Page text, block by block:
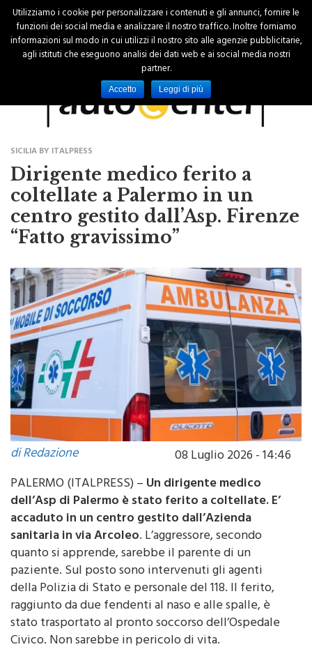
SICILIA BY ITALPRESS
Dirigente medico ferito a
coltellate a Palermo in un
centro gestito dall’Asp. Firenze
“Fatto gravissimo”
di Redazione
08 Luglio 2026 - 14:46
PALERMO (ITALPRESS) –Un dirigente medico
dell’Asp di Palermo è stato ferito a coltellate. E’
accaduto in un centro gestito dall’Azienda
sanitaria in via Arcoleo. L’aggressore, secondo
quanto si apprende, sarebbe il parente di un
paziente. Sul posto sono intervenuti gli agenti
della Polizia di Stato e personale del 118. Il ferito,
raggiunto da due fendenti al naso e alle spalle, è
stato trasportato al pronto soccorso dell’Ospedale
Civico. Non sarebbe in pericolo di vita.
Utilizziamo i cookie per personalizzare i contenuti e gli annunci, fornire le
funzioni dei social media e analizzare il nostro traffico. Inoltre forniamo
informazioni sul modo in cui utilizzi il nostro sito alle agenzie pubblicitarie,
agli istituti che eseguono analisi dei dati web e ai social media nostri
partner.
Accetto Leggi di più